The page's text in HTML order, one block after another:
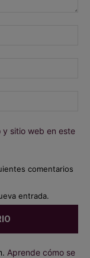
y sitio web en este
comentarios
entrada.
Aprende cómo se